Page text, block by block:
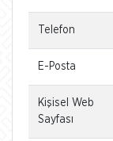
Telefon
E-Posta
Kişisel Web
Sayfası